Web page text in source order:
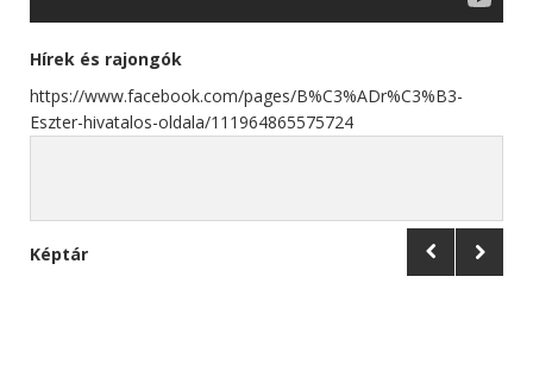
Hírek és rajongók
https://www.facebook.com/pages/B%C3%ADr%C3%B3-
Eszter-hivatalos-oldala/111964865575724
Képtár